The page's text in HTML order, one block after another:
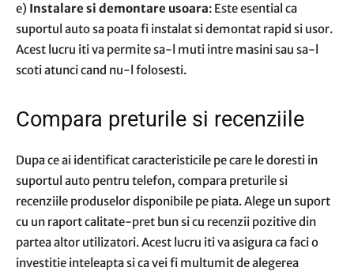
e) Instalare si demontare usoara: Este esential ca
suportul auto sa poata fi instalat si demontat rapid si usor.
Acest lucru iti va permite sa-l muti intre masini sau sa-l
scoti atunci cand nu-l folosesti.
Compara preturile si recenziile
Dupa ce ai identificat caracteristicile pe care le doresti in
suportul auto pentru telefon, compara preturile si
recenziile produselor disponibile pe piata. Alege un suport
cu un raport calitate-pret bun si cu recenzii pozitive din
partea altor utilizatori. Acest lucru iti va asigura ca faci o
investitie inteleapta si ca vei fi multumit de alegerea